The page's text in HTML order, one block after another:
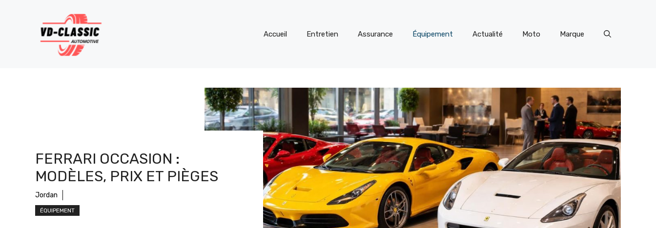
Accueil Entretien Assurance Équipement Actualité Moto Marque
FERRARI OCCASION :
MODÈLES, PRIX ET PIÈGES
Jordan
ÉQUIPEMENT